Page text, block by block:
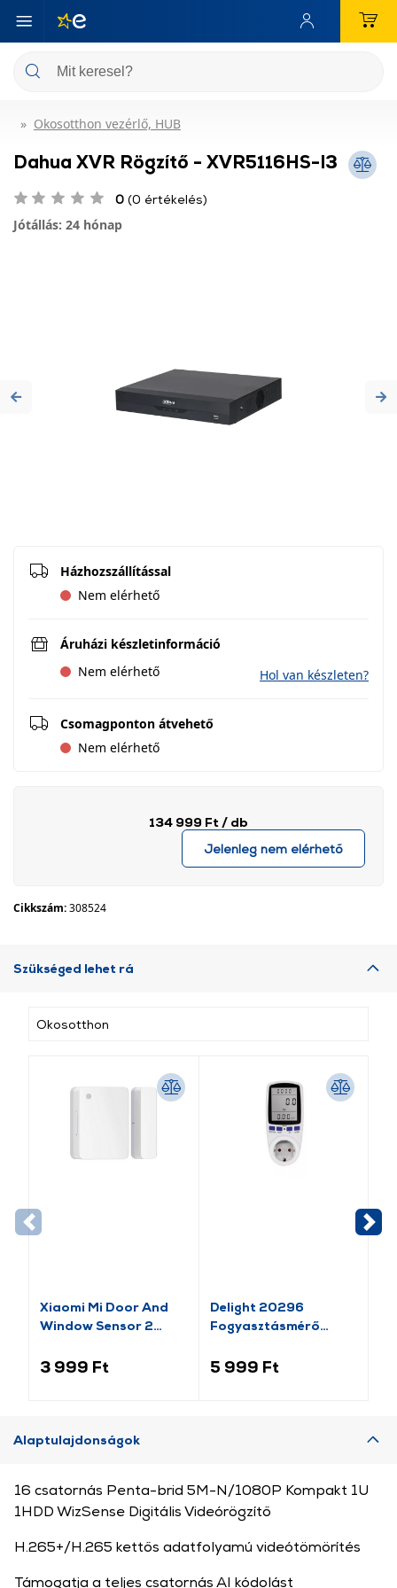
Okosotthon vezérlő, HUB
Dahua XVR Rögzítő - XVR5116HS-I3
0 (0 értékelés)
Jótállás: 24 hónap
Previous
Házhozszállítással
Nem elérhető
Áruházi készletinformáció
Nem elérhető
Hol van készleten?
Csomagponton átvehető
Nem elérhető
134 999 Ft / db
Jelenleg nem elérhető
Cikkszám:308524
Szükséged lehet rá
Okosotthon
Xiaomi Mi Door And
Window Sensor 2
3 999 Ft
Delight 20296
Fogyasztásmérő
funkcióval
5 999 Ft
Alaptulajdonságok
16 csatornás Penta-brid 5M-N/1080P Kompakt 1U
1HDD WizSense Digitális Videórögzítő
H.265+/H.265 kettős adatfolyamú videótömörítés
Támogatja a teljes csatornás AI kódolást